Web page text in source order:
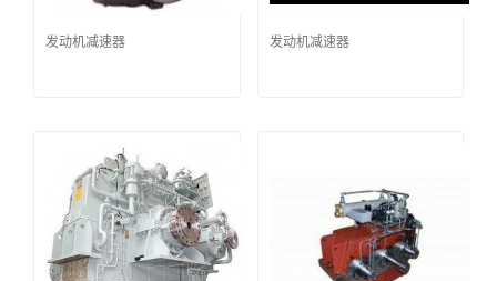
发动机减速器 发动机减速器